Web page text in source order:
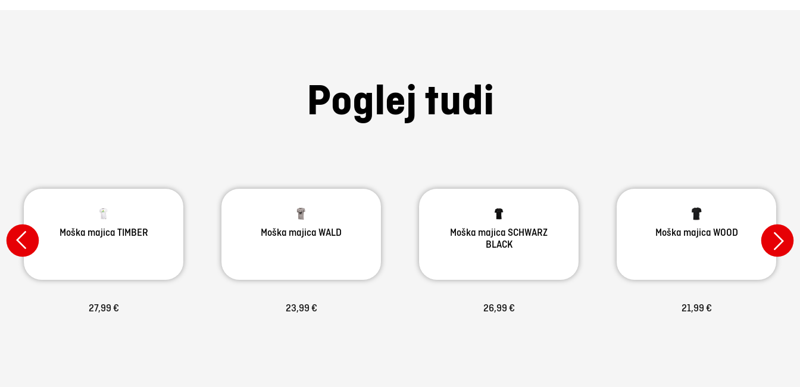
Poglej tudi
Moška majica TIMBER
27,99 €
Moška majica WALD
23,99 €
Moška majica SCHWARZ
BLACK
26,99 €
Moška majica WOOD
21,99 €